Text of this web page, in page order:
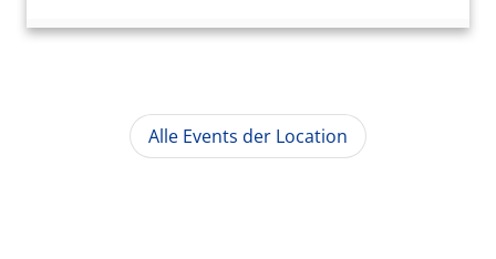
Alle Events der Location